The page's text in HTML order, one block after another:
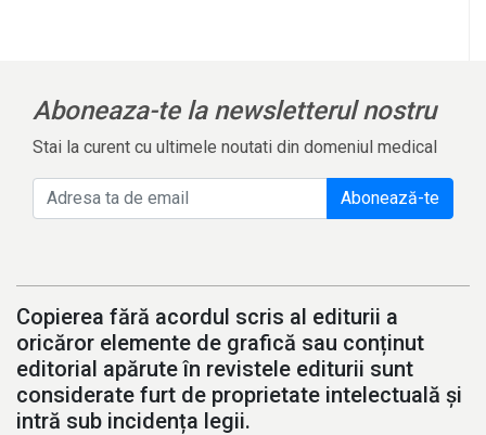
Aboneaza-te la newsletterul nostru
Stai la curent cu ultimele noutati din domeniul medical
Abonează-te
Copierea fără acordul scris al editurii a
oricăror elemente de grafică sau conținut
editorial apărute în revistele editurii sunt
considerate furt de proprietate intelectuală și
intră sub incidența legii.